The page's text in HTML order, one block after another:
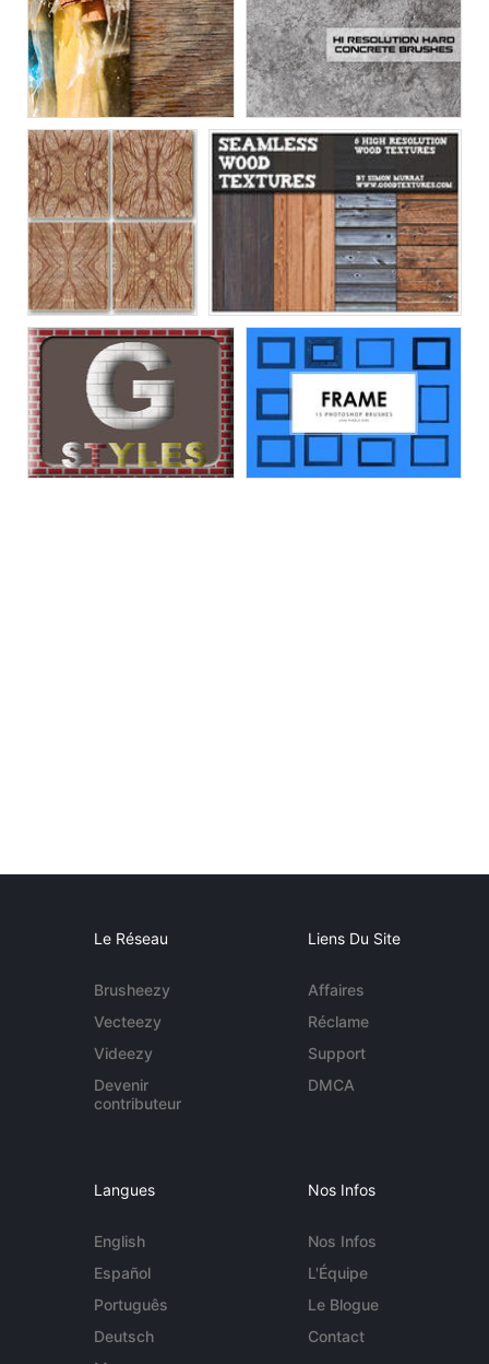
Le Réseau
Brusheezy
Vecteezy
Videezy
Devenir
contributeur
Liens Du Site
Affaires
Réclame
Support
DMCA
Langues
English
Español
Português
Deutsch
Nos Infos
Nos Infos
L'Équipe
Le Blogue
Contact